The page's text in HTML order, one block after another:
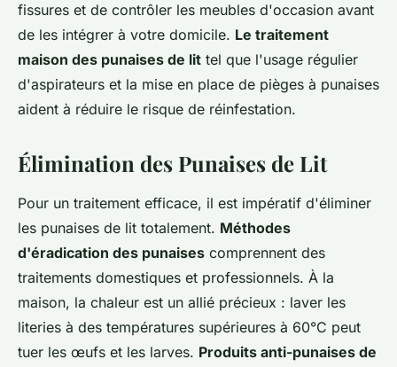
fissures et de contrôler les meubles d'occasion avant
de les intégrer à votre domicile. Le traitement
maison des punaises de lit tel que l'usage régulier
d'aspirateurs et la mise en place de pièges à punaises
aident à réduire le risque de réinfestation.
Élimination des Punaises de Lit
Pour un traitement efficace, il est impératif d'éliminer
les punaises de lit totalement. Méthodes
d'éradication des punaises comprennent des
traitements domestiques et professionnels. À la
maison, la chaleur est un allié précieux : laver les
literies à des températures supérieures à 60°C peut
tuer les œufs et les larves. Produits anti-punaises de